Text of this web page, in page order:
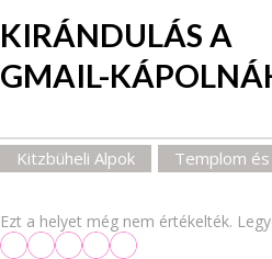
KIRÁNDULÁS A
GMAIL-
Kitzbüheli Alpok Templom
Ezt a helyet még nem értékelték.